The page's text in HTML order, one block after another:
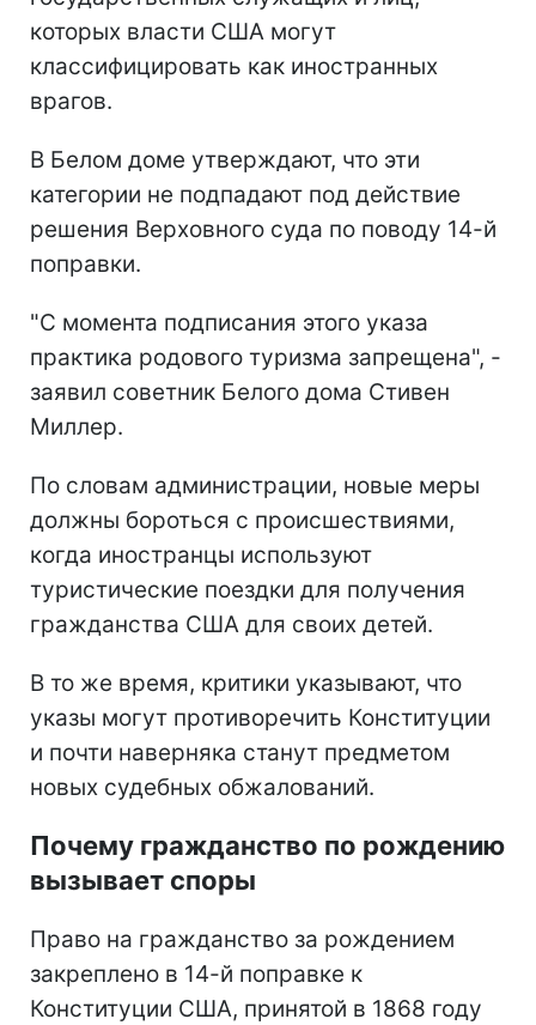
которых власти США могут
классифицировать как иностранных
врагов.
В Белом доме утверждают, что эти
категории не подпадают под действие
решения Верховного суда по поводу 14-й
поправки.
"С момента подписания этого указа
практика родового туризма запрещена", -
заявил советник Белого дома Стивен
Миллер.
По словам администрации, новые меры
должны бороться с происшествиями,
когда иностранцы используют
туристические поездки для получения
гражданства США для своих детей.
В то же время, критики указывают, что
указы могут противоречить Конституции
и почти наверняка станут предметом
новых судебных обжалований.
Почему гражданство по рождению
вызывает споры
Право на гражданство за рождением
закреплено в 14-й поправке к
Конституции США, принятой в 1868 году